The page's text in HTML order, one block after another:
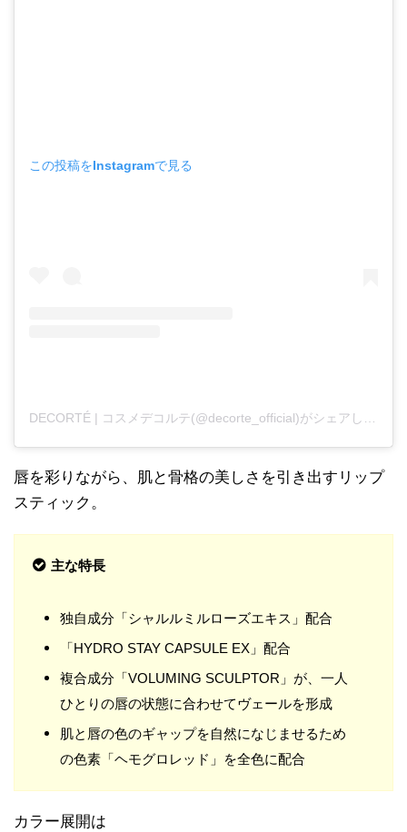
この投稿をInstagramで見る
DECORTÉ | コスメデコルテ(@decorte_official)がシェアした投稿
唇を彩りながら、肌と骨格の美しさを引き出すリップ
スティック。
主な特長
独自成分「シャルルミルローズエキス」配合
「HYDRO STAY CAPSULE EX」配合
複合成分「VOLUMING SCULPTOR」が、一人
ひとりの唇の状態に合わせてヴェールを形成
肌と唇の色のギャップを自然になじませるため
の色素「ヘモグロレッド」を全色に配合
カラー展開は